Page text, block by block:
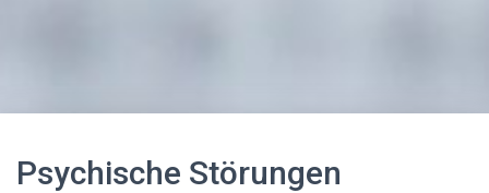
Psychische Störungen